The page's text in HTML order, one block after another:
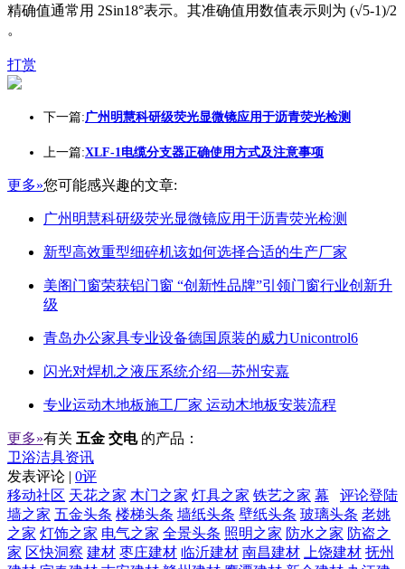
精确值通常用 2Sin18°表示。其准确值用数值表示则为 (√5-1)/2
。
打赏
下一篇:广州明慧科研级荧光显微镜应用于沥青荧光检测
上一篇:XLF-1电缆分支器正确使用方式及注意事项
更多»您可能感兴趣的文章:
广州明慧科研级荧光显微镜应用于沥青荧光检测
新型高效重型细碎机该如何选择合适的生产厂家
美阁门窗荣获铝门窗 “创新性品牌”引领门窗行业创新升
级
青岛办公家具专业设备德国原装的威力Unicontrol6
闪光对焊机之液压系统介绍—苏州安嘉
专业运动木地板施工厂家 运动木地板安装流程
更多»有关 五金 交电 的产品：
卫浴洁具资讯
发表评论 | 0评
评论登陆
移动社区 天花之家 木门之家 灯具之家 铁艺之家 幕
墙之家 五金头条 楼梯头条 墙纸头条 壁纸头条 玻璃头条 老姚
之家 灯饰之家 电气之家 全景头条 照明之家 防水之家 防盗之
家 区快洞察 建材 枣庄建材 临沂建材 南昌建材 上饶建材 抚州